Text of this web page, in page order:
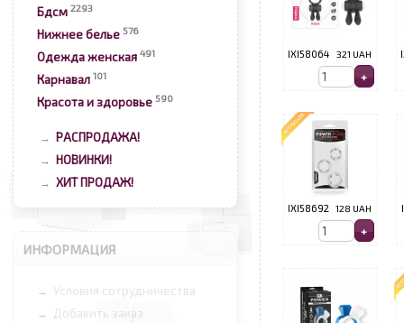
Бдсм 2293
Нижнее белье 576
Одежда женская 491
Карнавал 101
Красота и здоровье 590
→ РАСПРОДАЖА!
→ НОВИНКИ!
→ ХИТ ПРОДАЖ!
ИНФОРМАЦИЯ
→ Условия сотрудничества
→ Добавить заказ
IXI58064 321 UAH
IXI58692 128 UAH